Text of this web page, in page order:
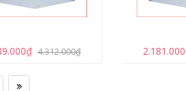
4.312.000₫